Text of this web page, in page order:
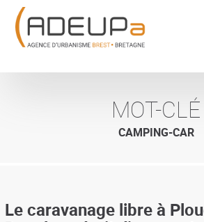
Aller
contenu
principal
MOT-CLÉ
CAMPING-CAR
Le caravanage libre à
Panneau de gestion des cookies